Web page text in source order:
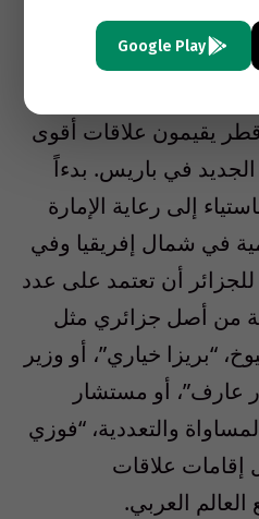
للحركات الإسلامية
يقيمون علاقات أقوى
الجديد في باريس. بدءاً
إلى رعاية الإمارة
في شمال إفريقيا وفي
أن تعتمد على عدد
من أصل جزائري مثل
“بريزا خياري”، أو وزير
عارف”، أو مستشار
والتعددية، “فوزي
علاقات
العالم العربي.
Google Play